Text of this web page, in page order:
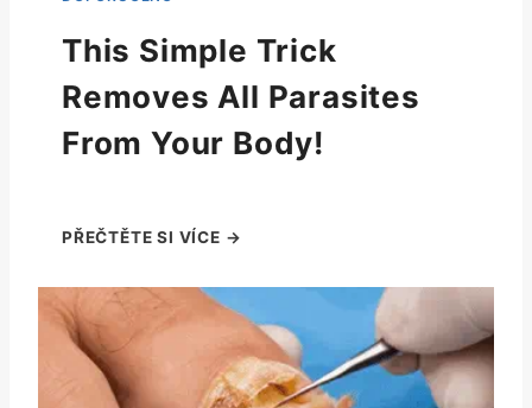
This Simple Trick
Removes All Parasites
From Your Body!